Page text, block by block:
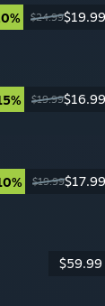
$24.99$19.99
$19.99$16.99
$19.99$17.99
$59.99